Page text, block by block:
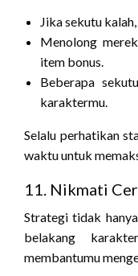
Jika sekutu
Menolong
item bonus.
Beberapa
karaktermu.
Selalu perhatikan
waktu untuk
11. Nikmati
Strategi tidak
belakang
membantumu